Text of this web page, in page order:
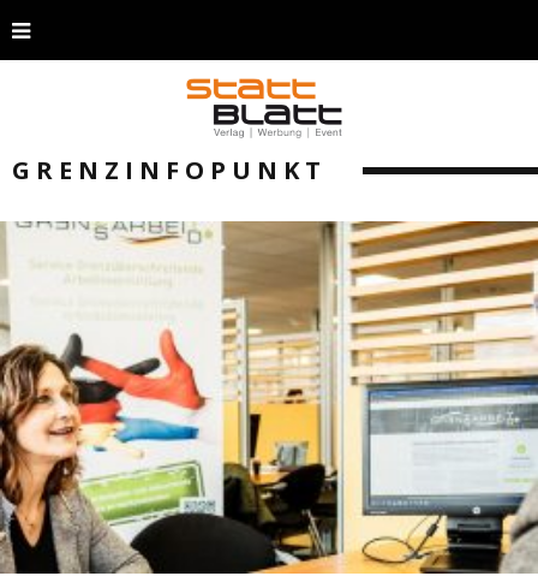
GRENZINFOPUNKT